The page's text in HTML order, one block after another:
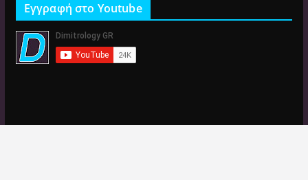
Εγγραφή στο Youtube